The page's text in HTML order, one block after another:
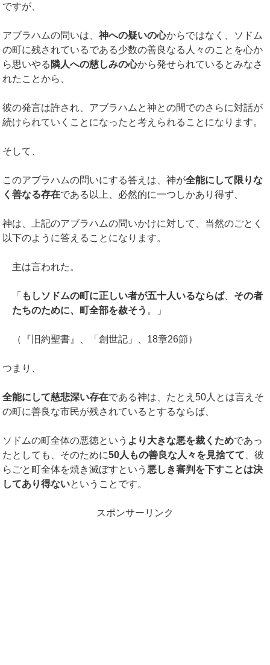
ですが、
アブラハムの問いは、神への疑いの心からではなく、ソドム
の町に残されているである少数の善良なる人々のことを心か
ら思いやる 隣人への慈しみの心から発せられているとみなさ
れたことから、
彼の発言は許され、アブラハムと神との間でのさらに対話が
続けられていくことになったと考えられることになります。
そして、
このアブラハムの問いにする答えは、神が全能にして限りな
く善なる存在である以上、必然的に一つしかあり得ず、
神は、上記のアブラハムの問いかけに対して、当然のごとく
以下のように答えることになります。
主は言われた。
「 もしソドムの町に正しい者が五十人いるならば、 その者
たちのために、町全部を赦そう 。」
（『旧約聖書』、「創世記」、18章26節）
つまり、
全能にして慈悲深い存在である神は、たとえ50人とは言えそ
の町に善良な市民が残されているとするならば、
ソドムの町全体の悪徳という より大きな悪を裁くためであっ
たとしても、そのために50人もの善良な人々を見捨てて 、彼
らごと町全体を焼き滅ぼすという 悪しき審判を下すことは決
してあり得ないということです。
スポンサーリンク